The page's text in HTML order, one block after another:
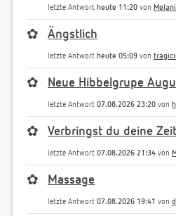
letzte Antwort heute 11:20 von
✿ Ängstlich
letzte Antwort heute 05:09 von
✿ Neue Hibbelgrupe
letzte Antwort 07.08.2026 23:20 von
✿ Verbringst du deine
letzte Antwort 07.08.2026 21:34 von
✿ Massage
letzte Antwort 07.08.2026 19:41 von